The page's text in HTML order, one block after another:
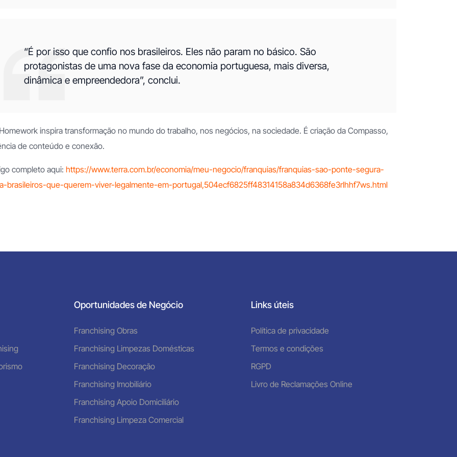
“É por isso que confio nos brasileiros. Eles não param no básico. São
protagonistas de uma nova fase da economia portuguesa, mais diversa,
dinâmica e empreendedora”, conclui.
inspira transformação no mundo do trabalho, nos negócios, na sociedade. É criação da Compasso,
de conteúdo e conexão.
completo aqui: https://www.terra.com.br/economia/meu-negocio/franquias/franquias-sao-ponte-segura-
brasileiros-que-querem-viver-legalmente-em-portugal,504ecf6825ff48314158a834d6368fe3rlhhf7ws.html
Oportunidades de Negócio
Franchising Obras
Franchising Limpezas Domésticas
Franchising Decoração
Franchising Imobiliário
Franchising Apoio Domiciliário
Franchising Limpeza Comercial
Links úteis
Política de privacidade
Termos e condições
RGPD
Livro de Reclamações Online